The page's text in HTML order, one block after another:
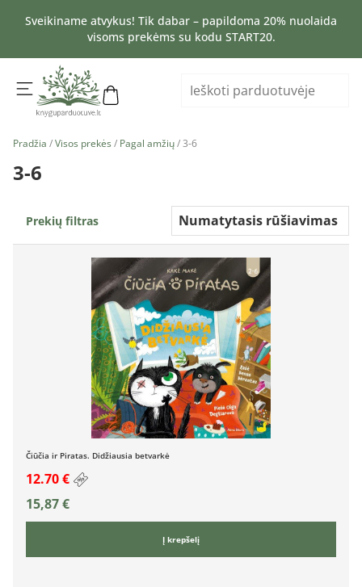
Sveikiname atvykus! Tik dabar – papildoma 20% nuolaida
visoms prekėms su kodu START20.
Pradžia /Visos prekės / Pagal amžių/ 3-6
3-6
Prekių filtras
Čiūčia ir Piratas. Didžiausia betvarkė
12.70 €
15,87€
Į krepšelį